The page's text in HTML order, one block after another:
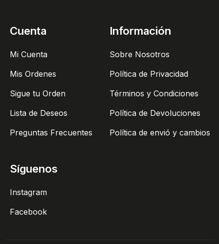
Cuenta
Mi Cuenta
Mis Ordenes
Sigue tu Orden
Lista de Deseos
Preguntas Frecuentes
Información
Sobre Nosotros
Política de Privacidad
Términos y Condiciones
Política de Devoluciones
Política de envió y cambios
Síguenos
Instagram
Facebook